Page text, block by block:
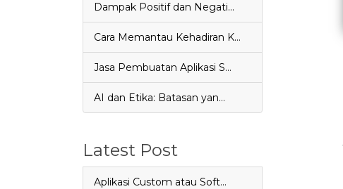
Dampak Positif dan Negati…
Cara Memantau Kehadiran K…
Jasa Pembuatan Aplikasi S…
AI dan Etika: Batasan yan…
Latest Post
Aplikasi Custom atau Soft…